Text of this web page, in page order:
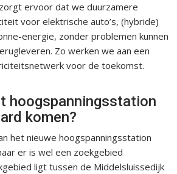
ervoor dat we duurzamere
voor elektrische auto’s, (hybride)
energie, zonder problemen kunnen
Zo werken we aan een
voor de toekomst.
hoogspanningsstation
komen?
het nieuwe hoogspanningsstation
er is wel een zoekgebied
ligt tussen de Middelsluissedijk